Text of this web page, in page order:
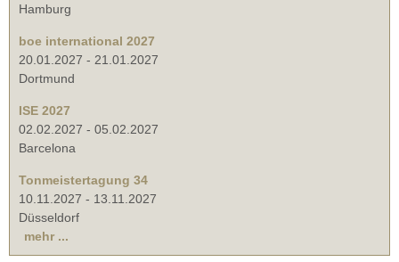
Hamburg
boe international 2027
20.01.2027 - 21.01.2027
Dortmund
ISE 2027
02.02.2027 - 05.02.2027
Barcelona
Tonmeistertagung 34
10.11.2027 - 13.11.2027
Düsseldorf
mehr ...